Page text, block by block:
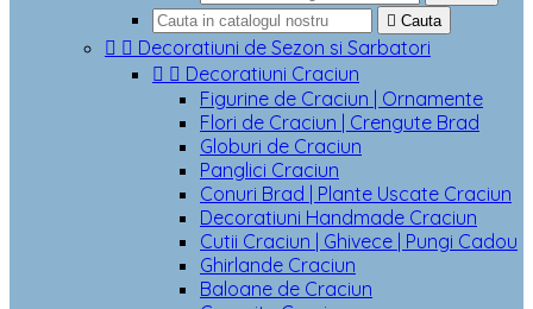
 Cauta
  Decoratiuni de Sezon si Sarbatori
  Decoratiuni Craciun
Figurine de Craciun | Ornamente
Flori de Craciun | Crengute Brad
Globuri de Craciun
Panglici Craciun
Conuri Brad | Plante Uscate Craciun
Decoratiuni Handmade Craciun
Cutii Craciun | Ghivece | Pungi Cadou
Ghirlande Craciun
Baloane de Craciun